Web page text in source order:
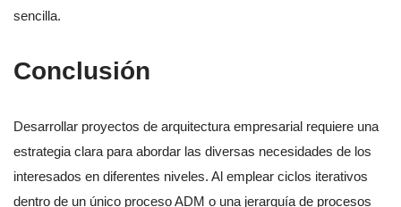
sencilla.
Conclusión
Desarrollar proyectos de arquitectura empresarial requiere una
estrategia clara para abordar las diversas necesidades de los
interesados en diferentes niveles. Al emplear ciclos iterativos
dentro de un único proceso ADM o una jerarquía de procesos